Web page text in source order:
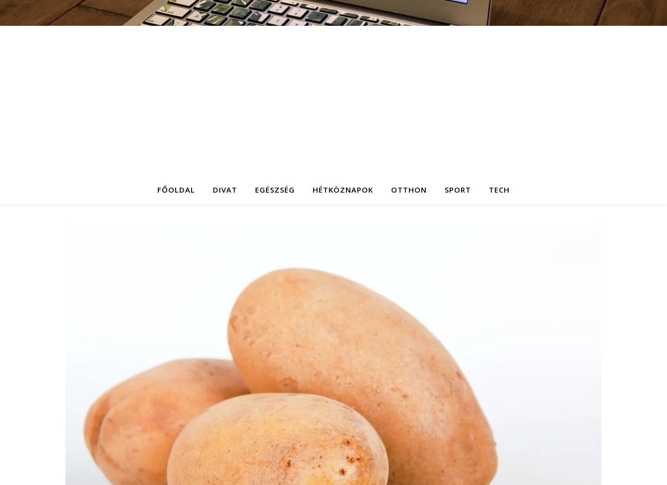
FŐOLDAL DIVAT EGÉSZSÉG HÉTKÖZNAPOK OTTHON SPORT TECH